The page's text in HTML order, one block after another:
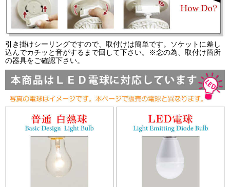
引き掛けシーリングですので、取付けは簡単です。ソケットに差し
込んでカチッと音がするまで回して下さい。※念の為、取付け箇所
の器具をご確認下さい。